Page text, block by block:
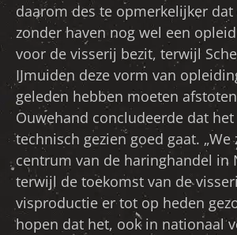
daarom des te opmerkelijker dat
zonder haven nog wel een
voor de visserij bezit, terwijl
IJmuiden deze vorm van
geleden hebben moeten
Ouwehand concludeerde dat
technisch gezien goed gaat. „We
centrum van de haringhandel in
terwijl de toekomst van de
visproductie er tot op heden
hopen dat het, ook in nationaal